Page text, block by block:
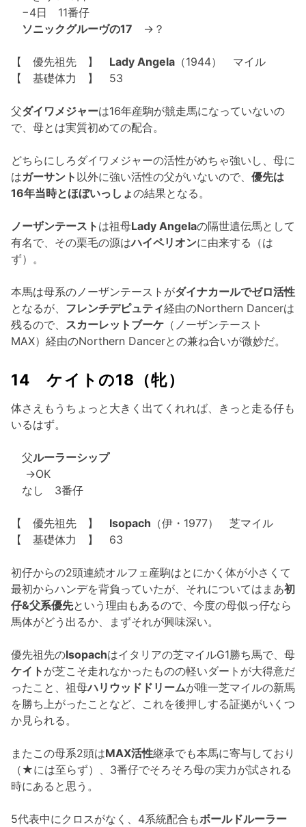
−4日 11番仔
ソニックグルーヴの17 →？
【 優先祖先 】 Lady Angela （1944） マイル
【 基礎体力 】 53
父ダイワメジャーは16年産駒が競走馬になっていないの
で、母とは実質初めての配合。
どちらにしろダイワメジャーの活性がめちゃ強いし、母に
はガーサント 以外に強い活性の父がいないので、 優先は
16年当時とほぼいっしょの結果となる。
ノーザンテースト は祖母Lady Angelaの隔世遺伝馬として
有名で、その栗毛の源はハイペリオンに由来する（は
ず）。
本馬は母系のノーザンテーストがダイナカールでゼロ活性
となるが、 フレンチデピュティ経由のNorthern Dancerは
残るので、 スカーレットブーケ （ノーザンテースト
MAX）経由のNorthern Dancerとの兼ね合いが微妙だ。
14 ケイトの18（牝）
体さえもうちょっと大きく出てくれれば、きっと走る仔も
いるはず。
父ルーラーシップ
→OK
なし 3番仔
【 優先祖先 】 Isopach （伊・1977） 芝マイル
【 基礎体力 】 63
初仔からの2頭連続オルフェ産駒はとにかく体が小さくて
最初からハンデを背負っていたが、それについてはまあ初
仔&父系優先という理由もあるので、今度の母似っ仔なら
馬体がどう出るか、まずそれが興味深い。
優先祖先のIsopachはイタリアの芝マイルG1勝ち馬で、母
ケイト が芝こそ走れなかったものの軽いダートが大得意だ
ったこと、祖母ハリウッドドリームが唯一芝マイルの新馬
を勝ち上がったことなど、これを後押しする証拠がいくつ
か見られる。
またこの母系2頭はMAX活性継承でも本馬に寄与しており
（★には至らず）、3番仔でそろそろ母の実力が試される
時にあると思う。
5代表中にクロスがなく、4系統配合もボールドルーラー